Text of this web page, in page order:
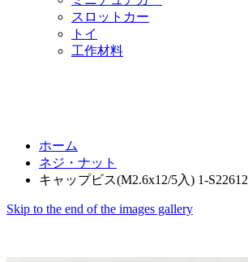
スロットカー
トイ
工作材料
ホーム
ネジ・ナット
キャップビス(M2.6x12/5入) 1-S22612
Skip to the end of the images gallery